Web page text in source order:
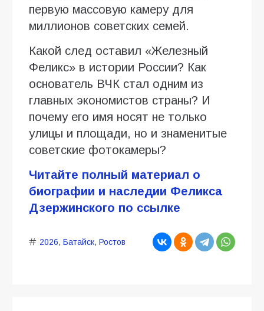
первую массовую камеру для
миллионов советских семей.
Какой след оставил «Железный
Феликс» в истории России? Как
основатель ВЧК стал одним из
главных экономистов страны? И
почему его имя носят не только
улицы и площади, но и знаменитые
советские фотокамеры?
Читайте полный материал о
биографии и наследии Феликса
Дзержинского по ссылке
2026, Батайск, Ростов